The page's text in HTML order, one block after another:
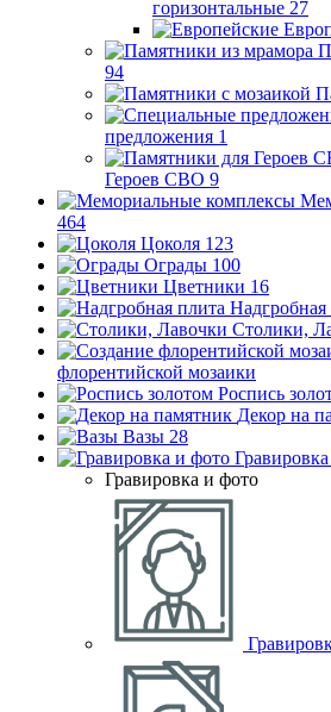
горизонтальные 27
94
предложения 1
Героев СВО 9
464
Цоколя 123
Ограды 100
Цветники 16
Надгробная
Столики,
флорентийской мозаики
Роспись
Декор на
Вазы 28
Гравировка и фото